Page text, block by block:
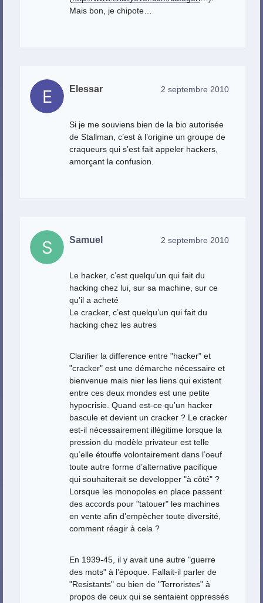
Mais bon, je chipote…
Elessar 2 septembre 2010
Si je me souviens bien de la bio autorisée
de Stallman, c’est à l’origine un groupe de
craqueurs qui s’est fait appeler hackers,
amorçant la confusion.
Samuel 2 septembre 2010
Le hacker, c’est quelqu’un qui fait du
hacking chez lui, sur sa machine, sur ce
qu’il a acheté
Le cracker, c’est quelqu’un qui fait du
hacking chez les autres
Clarifier la difference entre "hacker" et
"cracker" est une démarche nécessaire et
bienvenue mais nier les liens qui existent
entre ces deux mondes est une petite
hypocrisie. Quand est-ce qu’un hacker
bascule et devient un cracker ? Le cracker
est-il nécessairement illégitime lorsque la
pression du modèle privateur est telle
qu’elle étouffe volontairement dans l’oeuf
toute autre forme d’alternative pacifique
qui souhaiterait se developper "à côté" ?
Lorsque les monopoles en place passent
des accords pour "tatouer" les machines
en vente afin d’empècher toute diversité,
comment réagir à cela ?
En 1939-45, il y avait une autre "guerre
des mots" à l’époque. Fallait-il parler de
"Resistants" ou bien de "Terroristes" à
propos de ceux qui se sentaient oppressés